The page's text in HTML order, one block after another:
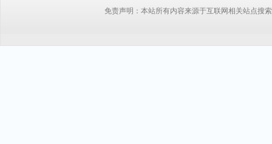
免责声明：本站所有内容来源于互联网相关站点搜